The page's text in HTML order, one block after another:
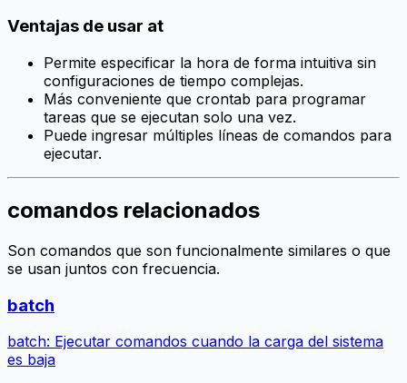
Ventajas de usar at
Permite especificar la hora de forma intuitiva sin
configuraciones de tiempo complejas.
Más conveniente que crontab para programar
tareas que se ejecutan solo una vez.
Puede ingresar múltiples líneas de comandos para
ejecutar.
comandos relacionados
Son comandos que son funcionalmente similares o que
se usan juntos con frecuencia.
batch
batch: Ejecutar comandos cuando la carga del sistema
es baja